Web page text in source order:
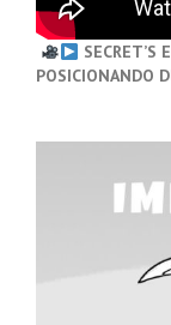
SECRET’S
POSICIONANDO